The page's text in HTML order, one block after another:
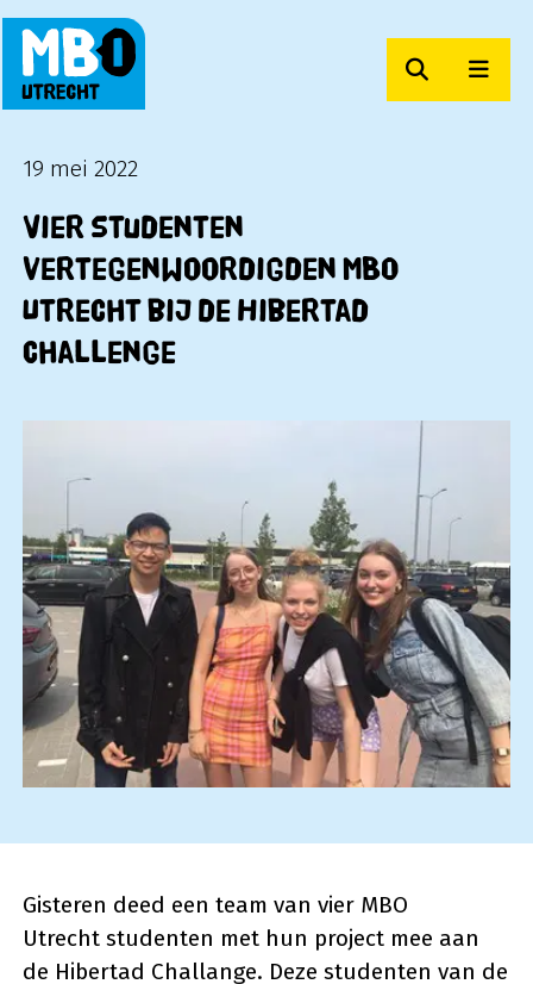
Zoeken
19 mei 2022
Vier studenten
vertegenwoordigden MBO
Utrecht bij de Hibertad
Challenge
Gisteren deed een team van vier MBO
Utrecht studenten met hun project mee aan
de Hibertad Challange. Deze studenten van de